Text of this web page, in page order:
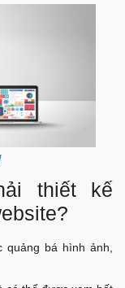
thiết kế
bá hình ảnh,